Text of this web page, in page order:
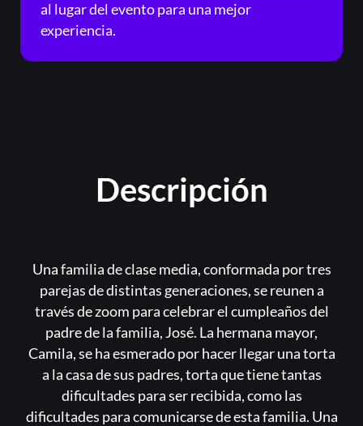
al lugar del evento para una mejor
experiencia.
Descripción
Una familia de clase media, conformada por tres
parejas de distintas generaciones, se reunen a
través de zoom para celebrar el cumpleaños del
padre de la familia, José. La hermana mayor,
Camila, se ha esmerado por hacer llegar una torta
a la casa de sus padres, torta que tiene tantas
dificultades para ser recibida, como las
dificultades para comunicarse de esta familia. Una
Or
Acceder
Registrarse